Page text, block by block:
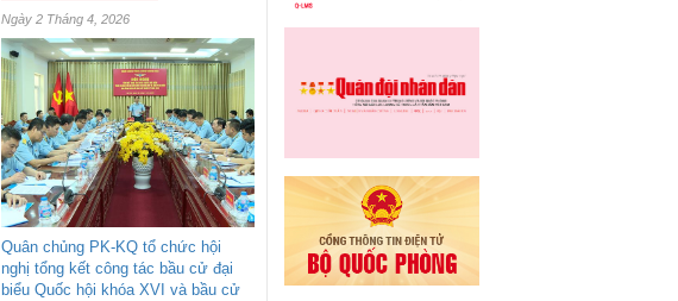
Ngày 2 Tháng 4, 2026
Quân chủng PK-KQ tổ chức hội
nghị tổng kết công tác bầu cử đại
biểu Quốc hội khóa XVI và bầu cử